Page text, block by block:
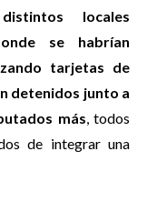
locales
se habrían
tarjetas de
detenidos junto a
más, todos
de integrar una